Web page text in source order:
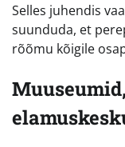
Selles juhendis
suunduda, et
rõõmu kõigile